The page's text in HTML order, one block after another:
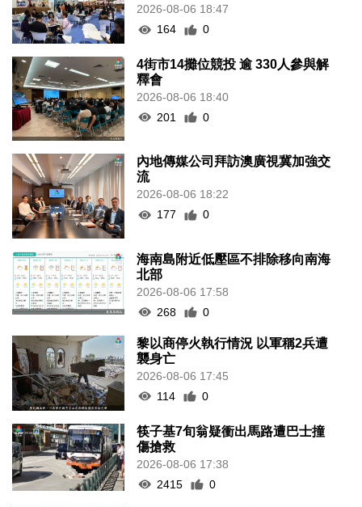
2026-08-06 18:47
164
0
4街市14攤位競投 逾 330人參與解
釋會
2026-08-06 18:40
201
0
內地傳媒公司拜訪澳廣視冀加強交
流
2026-08-06 18:22
177
0
海南島附近低壓區不排除移向南海
北部
2026-08-06 17:58
268
0
黎以商停火執行情況 以軍稱2兵遭
襲身亡
2026-08-06 17:45
114
0
筷子基7旬翁疑衝出馬路遭巴士撞
傷搶救
2026-08-06 17:38
2415
0